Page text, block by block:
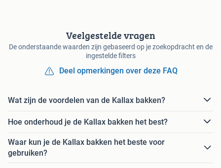
Veelgestelde vragen
De onderstaande waarden zijn gebaseerd op je zoekopdracht en de
ingestelde filters
Deel opmerkingen over deze FAQ
Wat zijn de voordelen van de Kallax bakken?
Hoe onderhoud je de Kallax bakken het best?
Waar kun je de Kallax bakken het beste voor
gebruiken?